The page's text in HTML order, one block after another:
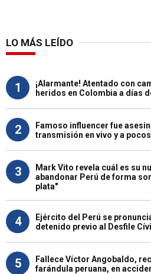
LO MÁS LEÍDO
1
¡Alarmante! Atentado con
heridos en Colombia a días
2
Famoso influencer fue
transmisión en vivo y a
3
Mark Vito revela cuál es su
abandonar Perú de forma
plata"
4
Ejército del Perú se
detenido previo al Desfile
5
Fallece Víctor Angobaldo,
farándula peruana, en